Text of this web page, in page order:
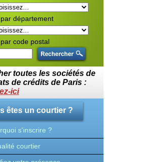
par département
par code postal
toutes les sociétés de
de crédits de Paris :
ici
êtes un courtier ?
s'inscrire ?
courtier